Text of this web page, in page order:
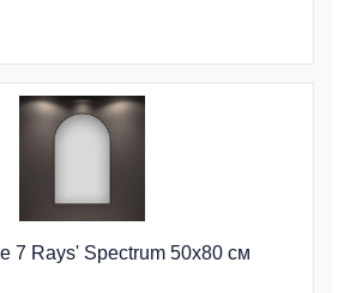
7 Rays' Spectrum 50x80 см